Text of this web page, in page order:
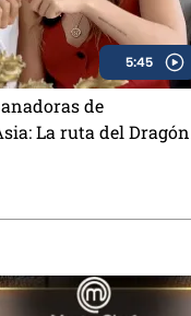
5:45
de
La ruta del Dragón